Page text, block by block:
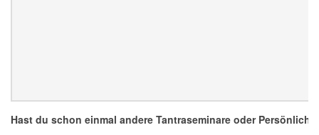
Hast du schon einmal andere Tantraseminare oder